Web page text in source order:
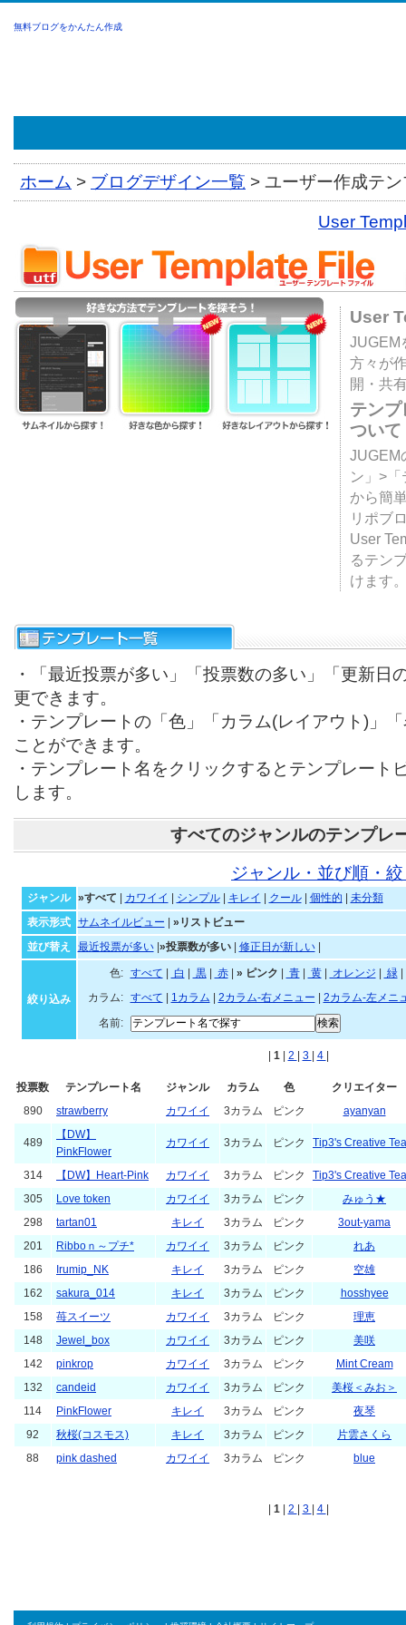
無料ブログをかんたん作成
ホーム > ブログデザイン一覧 > ユーザー作成テ
User
User
JUGEM
方々が
開・共
テン
ついて
JUGEM
ン」>
から簡
リポブ
User
るテン
けます
・「最近投票が多い」「投票数の多い」「更新日
更できます。
・テンプレートの「色」「カラム(レイアウト)」
ことができます。
・テンプレート名をクリックするとテンプレート
します。
すべてのジャンルのテンプレ
ジャンル・並び順・
ジャンル »すべて カワイイ シンプル| キレイ クール| 個性的
未分類
表示形式
サムネイルビュー
»リストビュー
並び替え
最近投票が多い| »投票数が多い| 修正日が新しい|
絞り込み
色: すべて 白 黒| 赤| » ピンク 青| 黄| オレンジ 緑|
カラム:
すべて 1カラム 2カラム-右メニュー
2カラム-左メニ
名前:
1 2 3 4
投票数 テンプレート名 ジャンル カラム 色
クリエイター
890
strawberry カワイイ 3カラム ピンク ayanyan
489
【DW】
PinkFlower
カワイイ 3カラム ピンク Tip3's Creative
314 【DW】Heart-Pink カワイイ 3カラム ピンク
Tip3's Creative
305
Love token カワイイ 3カラム ピンク
みゅう★
298
tartan01 キレイ 3カラム ピンク
3out-yama
201
Ribboｎ～プチ* カワイイ 3カラム ピンク
れあ
186
Irumip_NK キレイ 3カラム ピンク
空雄
162
sakura_014 キレイ 3カラム ピンク
hosshyee
158
苺スイーツ カワイイ 3カラム ピンク
理恵
148
Jewel_box カワイイ 3カラム ピンク
美咲
142
pinkrop カワイイ 3カラム ピンク
Mint Cream
132
candeid カワイイ 3カラム ピンク
美桜＜みお＞
114
PinkFlower キレイ 3カラム ピンク
夜琴
92
秋桜(コスモス) キレイ 3カラム ピンク
片雲さくら
88
pink dashed カワイイ 3カラム ピンク blue
1 2 3 4